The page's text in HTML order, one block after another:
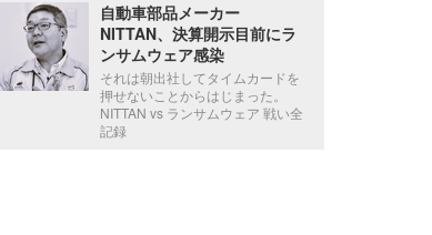
自動車部品メーカー
NITTAN、決算開示目前にラ
ンサムウェア感染
それは朝出社してタイムカードを
押せないことからはじまった。
NITTAN vs ランサムウェア 戦い全
記録